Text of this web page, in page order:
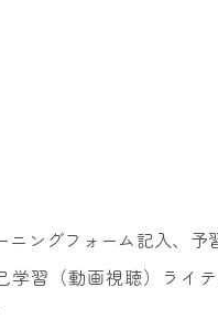
ニングフォーム記入、予
己学習（動画視聴）ラ